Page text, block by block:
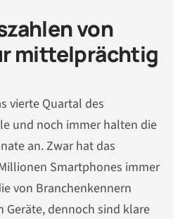
von
mittelprächtig
vierte Quartal des
und noch immer halten die
an. Zwar hat das
Smartphones immer
von Branchenkennern
dennoch sind klare